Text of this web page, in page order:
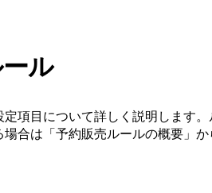
ル
項目について詳しく説明します。
合は「予約販売ルールの概要」か